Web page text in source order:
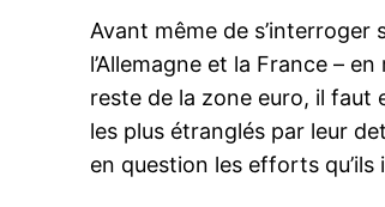
Avant même de s’interroger
l’Allemagne et la France –
reste de la zone euro, il faut
les plus étranglés par leur
en question les efforts